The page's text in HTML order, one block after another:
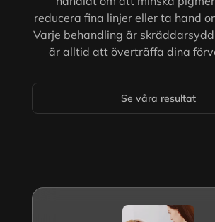
reducera fina linjer eller ta hand
Varje behandling är
är alltid att överträffa dina
Se våra resultat